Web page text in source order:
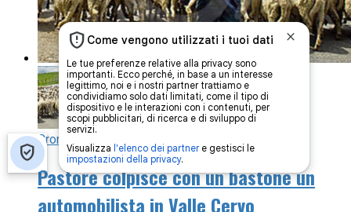
Cronaca
Pastore colpisce con un bastone un
automobilista in Valle Cervo